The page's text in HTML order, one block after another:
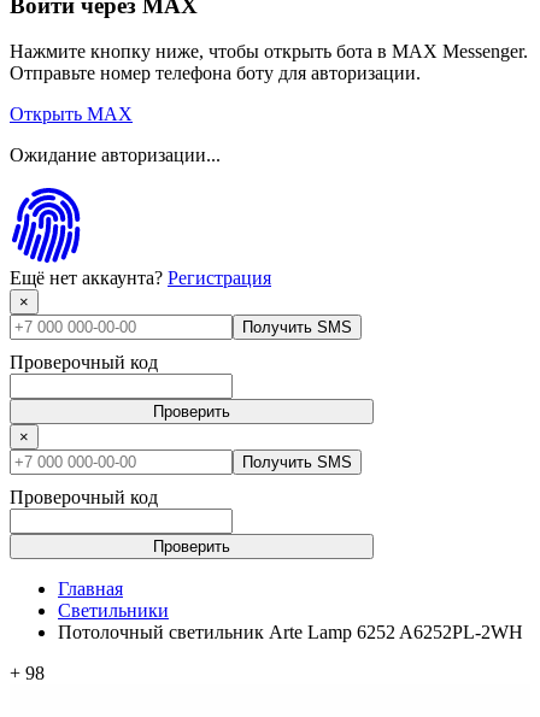
Войти через MAX
Нажмите кнопку ниже, чтобы открыть бота в MAX Messenger.
Отправьте номер телефона боту для авторизации.
Открыть MAX
Ожидание авторизации...
Ещё нет аккаунта? Регистрация
×
Получить SMS
Проверочный код
Проверить
×
Получить SMS
Проверочный код
Проверить
Главная
Светильники
Потолочный светильник Arte Lamp 6252 A6252PL-2WH
+ 98